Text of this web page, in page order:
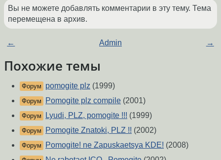
Вы не можете добавлять комментарии в эту тему. Тема
перемещена в архив.
← Admin →
Похожие темы
Форум pomogite plz (1999)
Форум Pomogite plz compile (2001)
Форум Lyudi, PLZ, pomogite !!! (1999)
Форум Pomogite Znatoki, PLZ !! (2002)
Форум Pomogite! ne Zapuskaetsya KDE! (2008)